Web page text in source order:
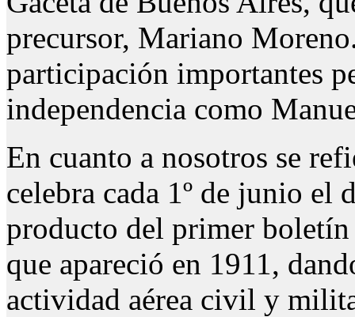
precursor, Mariano
participación importantes
independencia como
En cuanto a nosotros se
celebra cada 1º de junio el
producto del primer
que apareció en 1911,
actividad aérea civil y